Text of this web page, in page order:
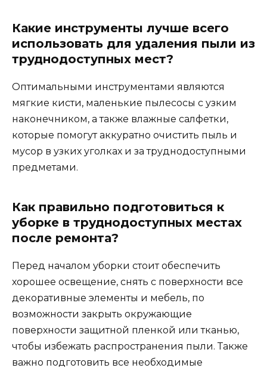
Какие инструменты лучше всего
использовать для удаления пыли из
труднодоступных мест?
Оптимальными инструментами являются
мягкие кисти, маленькие пылесосы с узким
наконечником, а также влажные салфетки,
которые помогут аккуратно очистить пыль и
мусор в узких уголках и за труднодоступными
предметами.
Как правильно подготовиться к
уборке в труднодоступных местах
после ремонта?
Перед началом уборки стоит обеспечить
хорошее освещение, снять с поверхности все
декоративные элементы и мебель, по
возможности закрыть окружающие
поверхности защитной пленкой или тканью,
чтобы избежать распространения пыли. Также
важно подготовить все необходимые